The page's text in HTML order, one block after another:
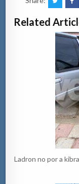
Related
Ladron no por a